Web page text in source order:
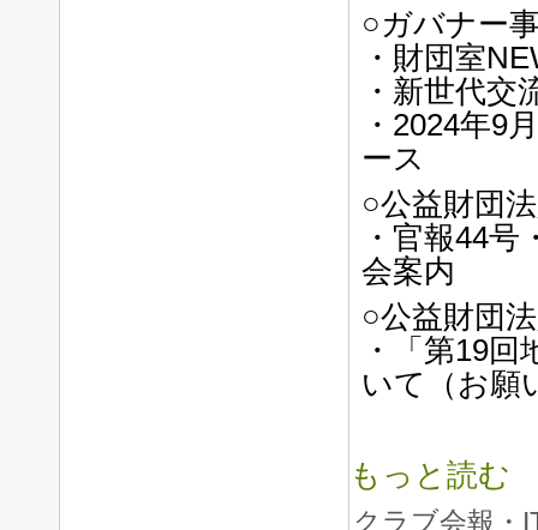
○ガバナー
・財団室
・新世代交
・2024年9
ース
○公益財団
・官報44
会案内
○公益財団
・「第19
いて（お願
もっと読む
クラブ会報・